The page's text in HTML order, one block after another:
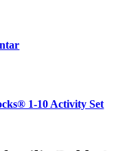
1-10 Activity Set